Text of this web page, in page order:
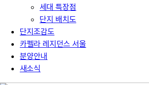
세대 특장점
단지 배치도
단지조감도
카펠라 레지던스 서울
분양안내
새소식
RETURN TO THE